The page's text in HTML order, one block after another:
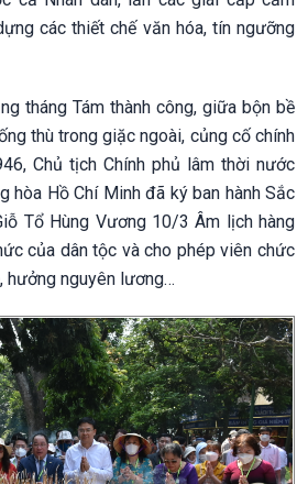
các thiết chế văn hóa, tín ngưỡng
tháng Tám thành công, giữa bộn bề
thù trong giặc ngoài, củng cố chính
Chủ tịch Chính phủ lâm thời nước
hòa Hồ Chí Minh đã ký ban hành Sắc
Tổ Hùng Vương 10/3 Âm lịch hàng
của dân tộc và cho phép viên chức
hưởng nguyên lương…